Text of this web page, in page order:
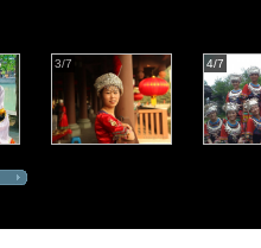
3/7 4/7